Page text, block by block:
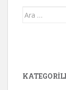
Arama